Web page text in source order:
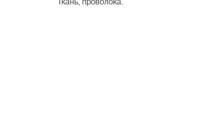
Ткань, проволока.